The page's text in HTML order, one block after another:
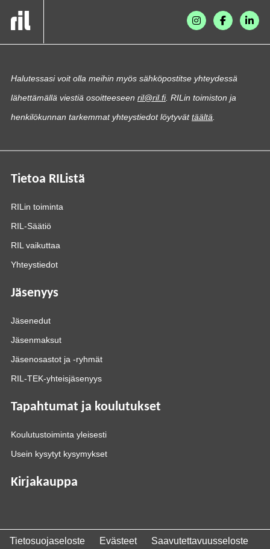
Halutessasi voit olla meihin myös sähköpostitse yhteydessä
lähettämällä viestiä osoitteeseen ril@ril.fi. RILin toimiston ja
henkilökunnan tarkemmat yhteystiedot löytyvättäältä
Tietoa RIListä
RILin toiminta
RIL-Säätiö
RIL vaikuttaa
Yhteystiedot
Jäsenyys
Jäsenedut
Jäsenmaksut
Jäsenosastot ja -ryhmät
RIL-TEK-yhteisjäsenyys
Tapahtumat ja koulutukset
Koulutustoiminta yleisesti
Usein kysytyt kysymykset
Kirjakauppa
Tietosuojaseloste Evästeet Saavutettavuusseloste